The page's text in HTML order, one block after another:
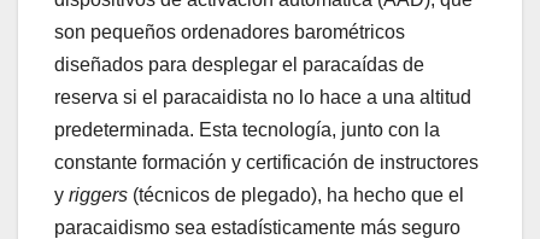
son pequeños ordenadores barométricos
diseñados para desplegar el paracaídas de
reserva si el paracaidista no lo hace a una altitud
predeterminada. Esta tecnología, junto con la
constante formación y certificación de instructores
y riggers (técnicos de plegado), ha hecho que el
paracaidismo sea estadísticamente más seguro